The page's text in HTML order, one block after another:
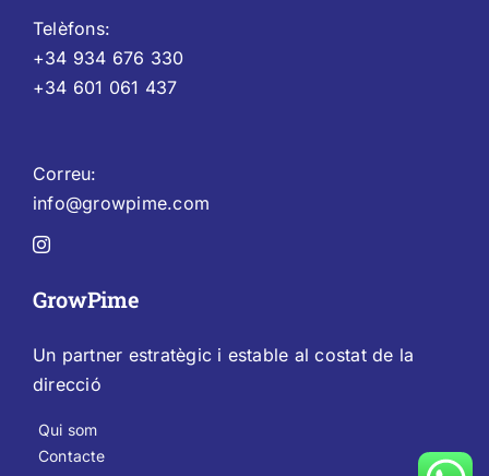
Telèfons:
+34 934 676 330
+34 601 061 437
Correu:
info@growpime.com
GrowPime
Un partner estratègic i estable al costat de la
direcció
Qui som
Contacte